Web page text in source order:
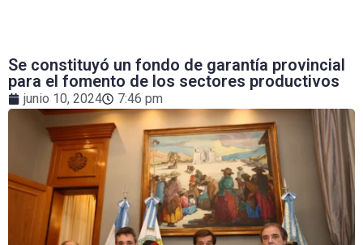
Se constituyó un fondo de garantía provincial
para el fomento de los sectores productivos
junio 10, 2024 7:46 pm